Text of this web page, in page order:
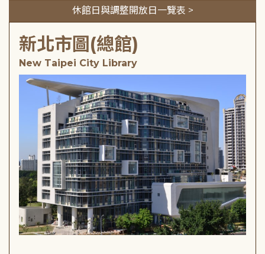
休館日與調整開放日一覽表 >
新北市圖(總館)
New Taipei City Library